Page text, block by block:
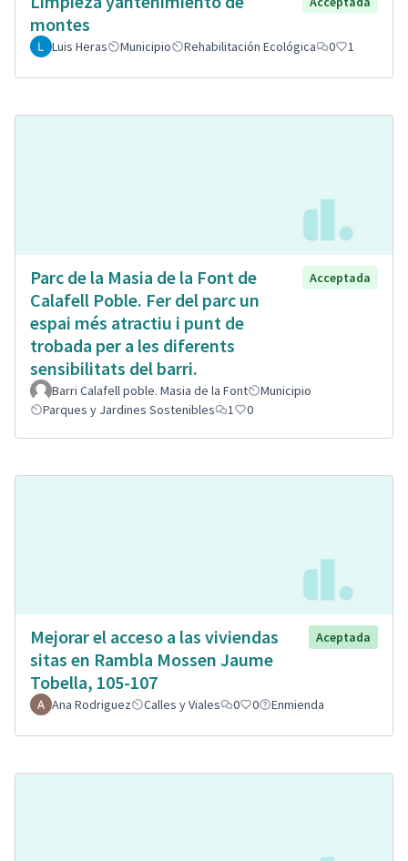
montes
Luis Heras Municipio Rehabilitación Ecológica 0 1
Parc de la Masia de la Font de
Calafell Poble. Fer del parc un
espai més atractiu i punt de
trobada per a les diferents
sensibilitats del barri.
Acceptada
Barri Calafell poble. Masia de la Font
Municipio
Parques y Jardines Sostenibles
1 0
Mejorar el acceso a las viviendas
sitas en Rambla Mossen Jaume
Tobella, 105-107
Aceptada
Ana Rodriguez Calles y Viales 0 0 Enmienda